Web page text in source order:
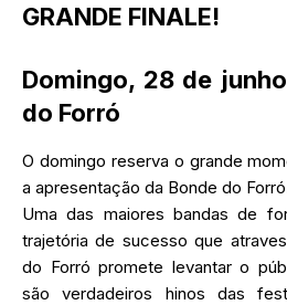
GRANDE FINALE!
Domingo, 28 de
do Forró
O domingo reserva o grande
a apresentação da Bonde do
Uma das maiores bandas de
trajetória de sucesso que
do Forró promete levantar o
são verdadeiros hinos das